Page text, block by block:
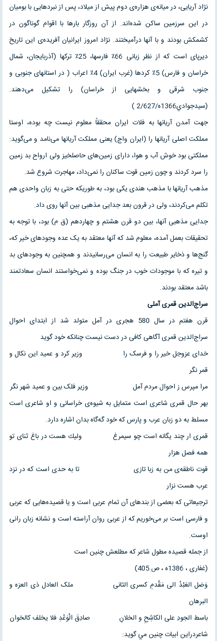
نژاد آریایی، در میانه‌ی هزاره‌ی دوم پیش از میلاد، پس از نبردهایی با بومیان
در این سرزمین ساکن شده‌اند. از آن روزگار بارها با اقوام گوناگون در
کشمکش بودند و با آنها درآمیختند. نژاد امروز ایرانیان آفریده‌ی این تاریخ
دیرپای است که از نظر زبانی 66٪ فارسها، 25٪ ترکها (آذربایجان، شمال
خراسان و فارس) 5٪ کردها (غرب ایران) 4٪ اعراب ( در استانهای جنوبی و
جنوب شرقی و بخشهایی از خراسان) را تشکیل می‌دهند.
(سيدجوادي1366ه/2/627 )
جهت آمدن آریانها به فلات ایران محققاً معلوم نیست چه بوده، اوستا
مملکت اصلی آریانها را (ایران واج) یعنی مملکت آریانها می‌نامد و می‌گوید:
مملکتی بود خوش آب و هوا، دارای زمین‌های حاصلخیز ولی ارواح بد زمین
را سرد کردند و چون زمین قوت ساکنان را نمی‌داد، مهاجرت شروع شد.
مذهب آریانها با مذهب هندی یکی بود، به طوریکه حتی به زبان واحدی هم
تکلم می‌کردند، ولی در قرون بعد جدایی مذهبی بین آنها روی داد.
جدایی مذهبی آنها، بین دو قرن هشتم و چهاردهم (ق م) بود، با توجه به
تحقیقات بعمل آمده، معلوم شد که آنها معتقد به یک عده وجودهای خیر که،
گنج‌ها و ذخایر طبیعت را به انسان می‌رسانیدند و همچنین به وجودهای بد
و تیره که با موجودات خوب در جنگ بوده و نمی‌خواستند انسان سعادتمند
باشد معتقد بودند.
سراج‌الدین قمری آملی
قرن هفتم در سال 580 هجری در آمل متولد شد از ابتدای احوال
سراج‌الدین قمری آگاهی کافی در دست نیست چنانکه خود گوید
خدای عزوجل خیر را و فرسک را وزیر کرد و عمید این نکال و
قمر نگر
مرا مپرس ز احوال مردم آمل وزیر فلک بین و عمید شهر نگر
بهر حال قمری شاعری است متمایل به شیوه‌ی خراسانی و او شاعری است
مسلط به دو زبان عرب و پارس که خود گه‌گاه بدان اشاره دارد.
قمری ار چند یگانه است چو سیمرغ وليك هست در باغ ثنای تو
همه فصل هزار
قوت ناطقه‌ی من به زبا تازی تا به حدی است که در نزد
عرب هست نزار
ترجیعاتی که بعضی از بندهای آن تمام عربی است و یا قصیده‌هایی که عربی
و فارسی است بر می‌خوریم که از عربی روان آراسته است و نشانه زبان رانی
اوست.
از جمله قصیده مطول شاعر که مطلعش چنین است
(غفاری ، 1386ه ، ص 405)
وَصَل العَبْدُ الی مَقْدمِ کسری الثانی ملک العادل ذی العزه و
البرهان
باسط الجودِ علی الکاشِحِ و الخلانِ صادِقَ الْوَعْدِ فلا یخلف کالخوان
شاعردراين ابيات چنين مي گويد: